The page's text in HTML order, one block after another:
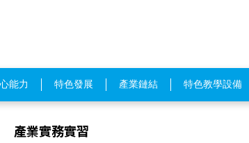
能力 特色發展 產業鏈結 特色教學設備
產業實務實習